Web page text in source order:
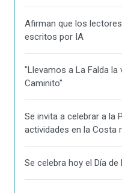
Afirman que los
escritos por IA
"Llevamos a La Falda
Caminito"
Se invita a celebrar a la
actividades en la Costa
Se celebra hoy el Día